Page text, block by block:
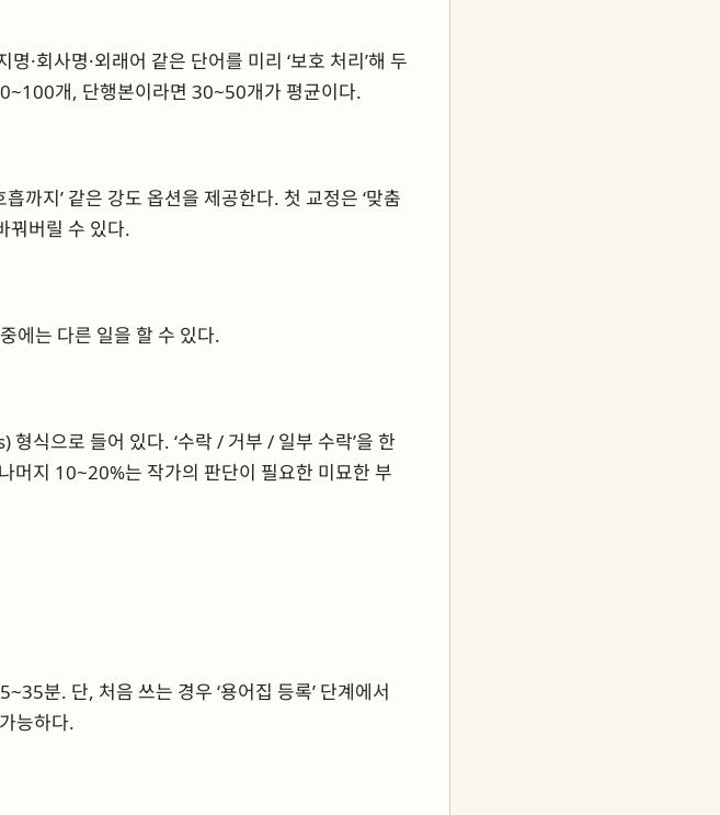
·회사명·외래어 같은 단어를 미리 ‘보호 처리’해 두
개, 단행본이라면 30~50개가 평균이다.
까지’ 같은 강도 옵션을 제공한다. 첫 교정은 ‘맞춤
꿔버릴 수 있다.
에는 다른 일을 할 수 있다.
식으로 들어 있다. ‘수락 / 거부 / 일부 수락’을 한
머지 10~20%는 작가의 판단이 필요한 미묘한 부
분. 단, 처음 쓰는 경우 ‘용어집 등록’ 단계에서
능하다.